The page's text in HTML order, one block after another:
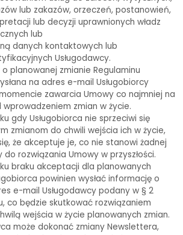
lub zakazów, orzeczeń, postanowień,
lub decyzji uprawnionych władz
lub
danych kontaktowych lub
Usługodawcy.
planowanej zmianie Regulaminu
na adres e-mail Usługobiorcy
zawarcia Umowy co najmniej na
wprowadzeniem zmian w życie.
gdy Usługobiorca nie sprzeciwi się
zmianom do chwili wejścia ich w życie,
że akceptuje je, co nie stanowi żadnej
do rozwiązania Umowy w przyszłości.
braku akceptacji dla planowanych
powinien wysłać informację o
e-mail Usługodawcy podany w § 2
co będzie skutkować rozwiązaniem
wejścia w życie planowanych zmian.
może dokonać zmiany Newslettera,